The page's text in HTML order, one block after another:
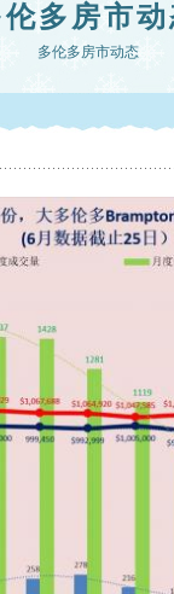
伦多房市动
多伦多房市动态